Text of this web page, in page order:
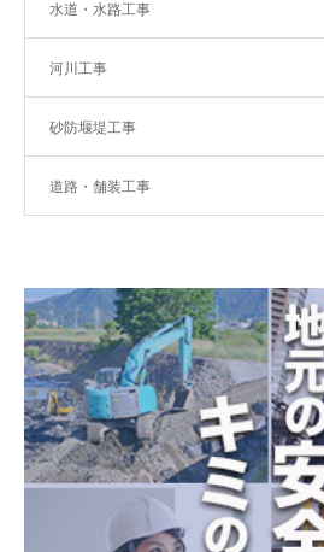
水道・水路工事
河川工事
砂防堰堤工事
道路・舗装工事